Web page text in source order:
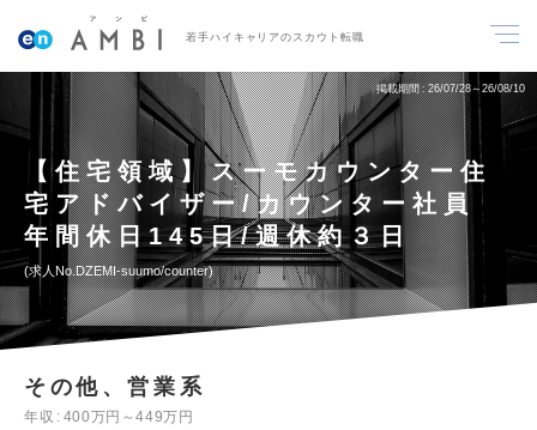
若手ハイキャリアのスカウト転職
掲載期間 26/07/28～26/08/10
【住宅領域】スーモカウンター住
宅アドバイザー/カウンター社員
年間休日145日/週休約３日
求人No.DZEMI-suumo/counter
その他、営業系
年収
400万円～449万円